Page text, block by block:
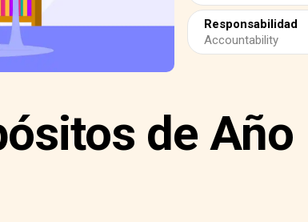
Responsabilidad
Accountability
de Año